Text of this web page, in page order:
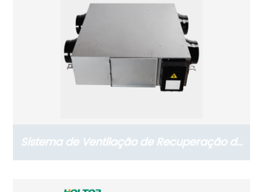
Sistema de Ventilação de Recuperação de